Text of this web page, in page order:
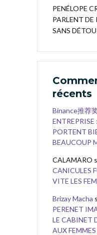
PENÉLOPE
PARLENT DE
SANS
récents
Binance推荐
ENTREPRISE
PORTENT
BEAUCOUP
CALAMARO
CANICULES
VITE LES
Brizay Macha
PERENET
LE CABINET
AUX